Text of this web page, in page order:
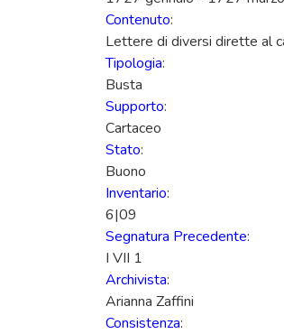
Contenuto:
Lettere di diversi dirette al
Tipologia:
Busta
Supporto:
Cartaceo
Stato:
Buono
Inventario:
6|09
Segnatura Precedente:
I VII 1
Archivista:
Arianna Zaffini
Consistenza: